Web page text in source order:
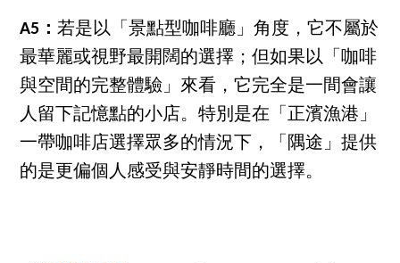
A5：若是以「景點型咖啡廳」角度，它不屬於
最華麗或視野最開闊的選擇；但如果以「咖啡
與空間的完整體驗」來看，它完全是一間會讓
人留下記憶點的小店。特別是在「正濱漁港」
一帶咖啡店選擇眾多的情況下，「隅途」提供
的是更偏個人感受與安靜時間的選擇。